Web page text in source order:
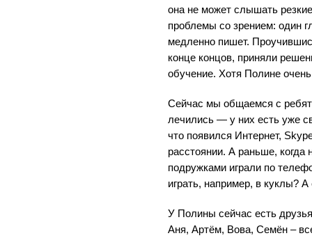
она не может слышать
проблемы со зрением: один
медленно пишет.
конце концов, приняли
обучение. Хотя Полине
Сейчас мы общаемся с
лечились — у них есть уже
что появился Интернет,
расстоянии. А раньше, когда
подружками играли по
играть, например, в куклы? А
У Полины сейчас есть
Аня, Артём, Вова, Семён –